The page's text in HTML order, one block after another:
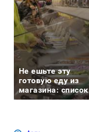
Не ешьте эту
готовую еду из
магазина: список